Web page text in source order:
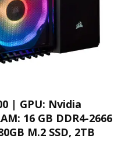
| GPU: Nvidia
16 GB DDR4-2666
M.2 SSD, 2TB